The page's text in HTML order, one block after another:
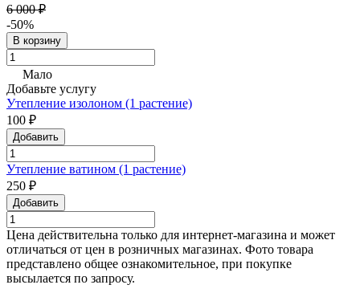
6 000 ₽
-50%
В корзину
Мало
Добавьте услугу
Утепление изолоном (1 растение)
100 ₽
Добавить
Утепление ватином (1 растение)
250 ₽
Добавить
Цена действительна только для интернет-магазина и может
отличаться от цен в розничных магазинах. Фото товара
представлено общее ознакомительное, при покупке
высылается по запросу.